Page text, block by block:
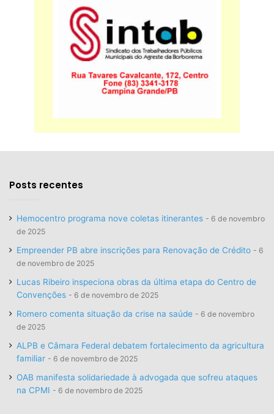
Posts recentes
Hemocentro programa nove coletas itinerantes
6 de novembro
de 2025
Empreender PB abre inscrições para Renovação de Crédito
6
de novembro de 2025
Lucas Ribeiro inspeciona obras da última etapa do Centro de
Convenções
6 de novembro de 2025
Romero comenta situação da crise na saúde
6 de novembro
de 2025
ALPB e Câmara Federal debatem fortalecimento da agricultura
familiar
6 de novembro de 2025
OAB manifesta solidariedade à advogada que sofreu ataques
na CPMI
6 de novembro de 2025